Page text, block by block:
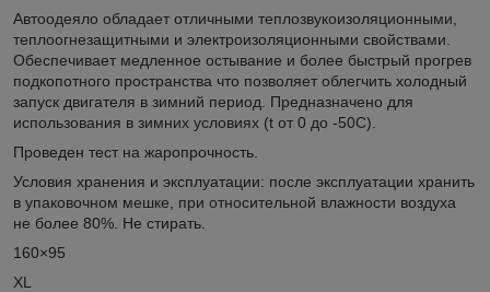
Автоодеяло обладает отличными теплозвукоизоляционными,
теплоогнезащитными и электроизоляционными свойствами.
Обеспечивает медленное остывание и более быстрый прогрев
подкопотного пространства что позволяет облегчить холодный
запуск двигателя в зимний период. Предназначено для
использования в зимних условиях (t от 0 до -50С).
Проведен тест на жаропрочность.
Условия хранения и эксплуатации: после эксплуатации хранить
в упаковочном мешке, при относительной влажности воздуха
не более 80%. Не стирать.
160×95
XL